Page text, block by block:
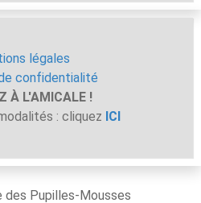
légales
confidentialité
À L'AMICALE !
: cliquez ICI
Pupilles-Mousses